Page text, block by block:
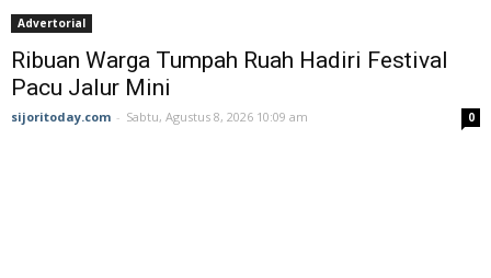
Advertorial
Ribuan Warga Tumpah Ruah Hadiri Festival
Pacu Jalur Mini
sijoritoday.com - Sabtu, Agustus 8, 2026 10:09 am 0